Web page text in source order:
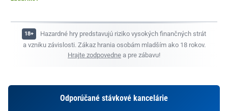
Hazardné hry predstavujú riziko vysokých finančných strát
a vzniku závislosti. Zákaz hrania osobám mladším ako 18 rokov.
Hrajte zodpovedne a pre zábavu!
Odporúčané stávkové kancelárie